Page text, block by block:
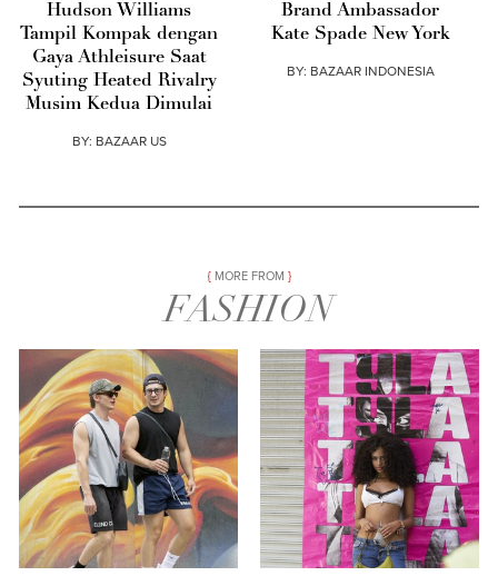
Hudson Williams
Tampil Kompak dengan
Gaya Athleisure Saat
Syuting Heated Rivalry
Musim Kedua Dimulai
BY: BAZAAR US
Brand Ambassador
Kate Spade New York
BY: BAZAAR INDONESIA
MORE FROM
FASHION